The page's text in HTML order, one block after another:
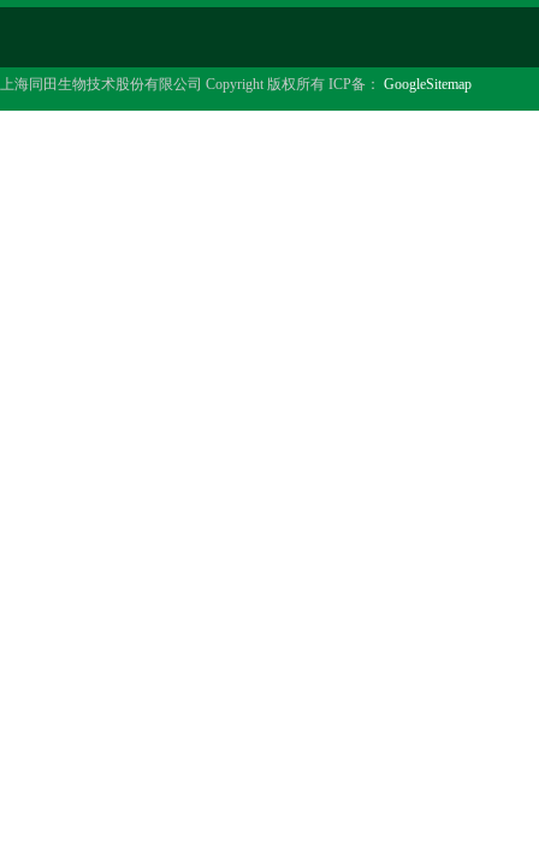
上海同田生物技术股份有限公司 Copyright 版权所有 ICP备： GoogleSitemap